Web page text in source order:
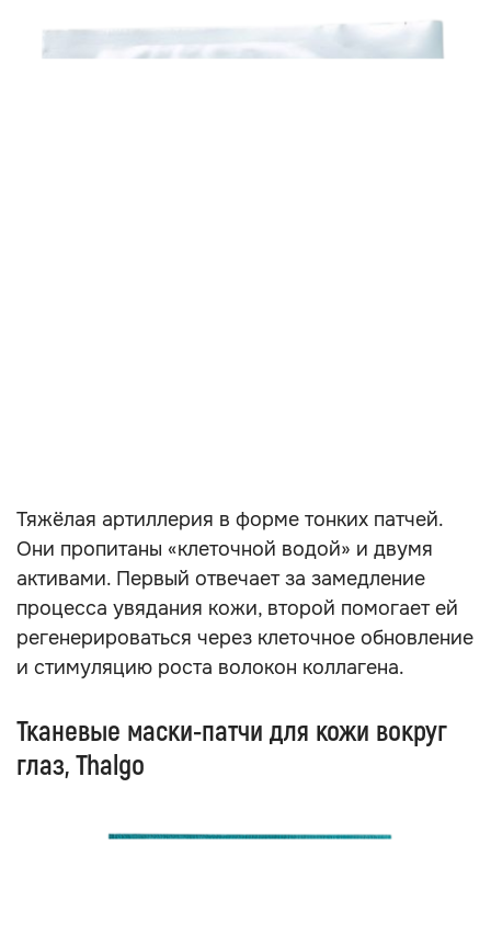
Тяжёлая артиллерия в форме тонких патчей.
Они пропитаны «клеточной водой» и двумя
активами. Первый отвечает за замедление
процесса увядания кожи, второй помогает ей
регенерироваться через клеточное обновление
и стимуляцию роста волокон коллагена.
Тканевые маски-патчи для кожи вокруг
глаз, Thalgo